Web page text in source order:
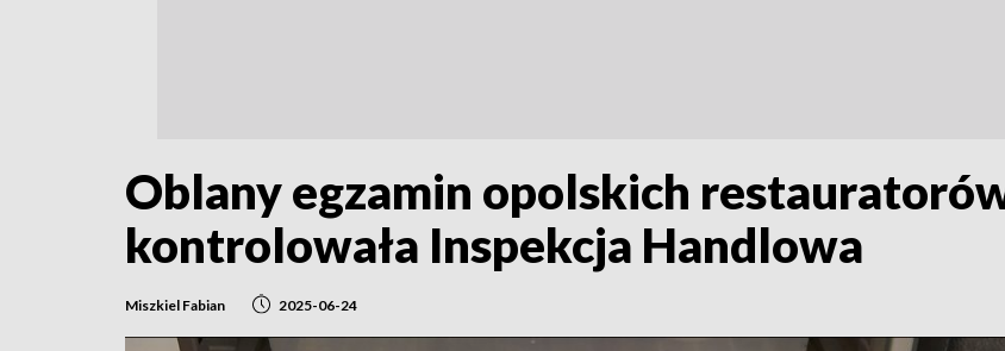
Oblany egzamin opolskich
kontrolowała Inspekcja Handlowa
Miszkiel Fabian 2025-06-24